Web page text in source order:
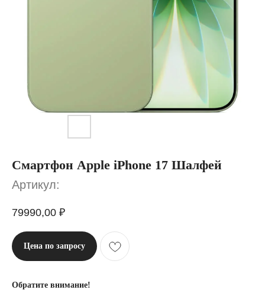
Смартфон Apple iPhone 17 Шалфей
Артикул:
79990,00 ₽
Цена по запросу
Обратите внимание!